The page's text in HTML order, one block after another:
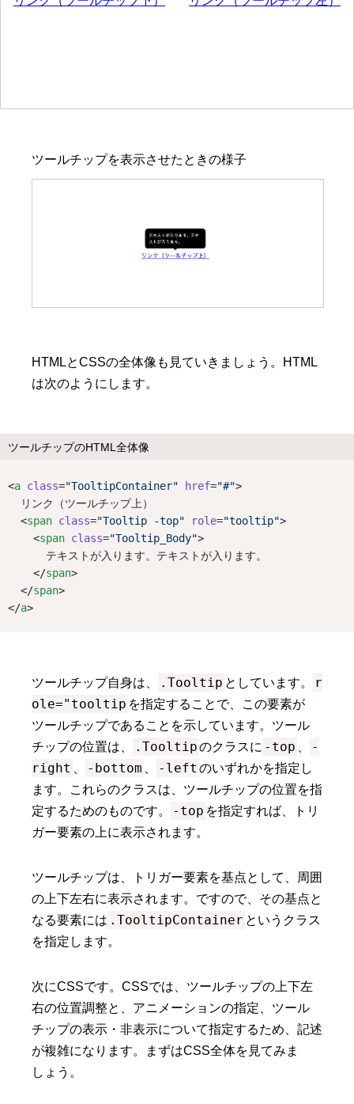
HTMLとCSSの全体像も見ていきましょう。HTML
は次のようにします。
ツールチップのHTML全体像
<a class="TooltipContainer" href="#">
  リンク（ツールチップ上）
  <
span class="Tooltip -top" role="tooltip">
    <
span class="Tooltip_Body">
      テキストが入ります。テキストが入ります。
    </
span>
  </
span>
</a>
ツールチップ自身は、 .Tooltip としています。
r
ole="tooltip を指定することで、この要素が
ツールチップであることを示しています。ツール
チップの位置は、
.Tooltipのクラスに -top 、
-
right 、 -bottom 、 -left のいずれかを指定し
ます。これらのクラスは、ツールチップの位置を指
定するためのものです。
-top を指定すれば、トリ
ガー要素の上に表示されます。
ツールチップは、トリガー要素を基点として、周囲
の上下左右に表示されます。ですので、その基点と
なる要素には .TooltipContainer というクラス
を指定します。
次にCSSです。CSSでは、ツールチップの上下左
右の位置調整と、アニメーションの指定、ツール
チップの表示・非表示について指定するため、記述
が複雑になります。まずはCSS全体を見てみま
しょう。